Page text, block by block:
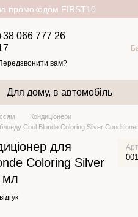
промокодом FIRST10
066 777 26
вам?
Для дому, в автомобіль
Кондиціонери
Cool Blonde Coloring Silver
для
Coloring Silver
мл